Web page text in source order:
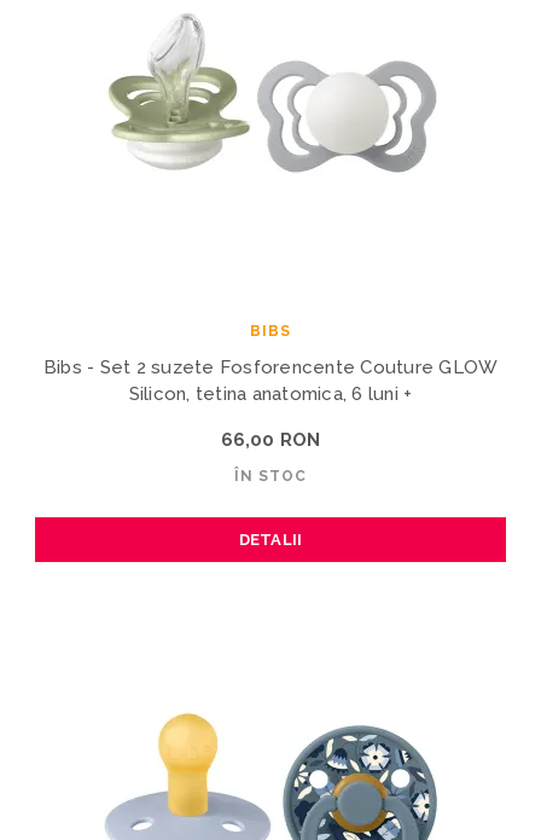
BIBS
Bibs - Set 2 suzete Fosforencente Couture GLOW
Silicon, tetina anatomica, 6 luni +
66,00 RON
ÎN STOC
DETALII